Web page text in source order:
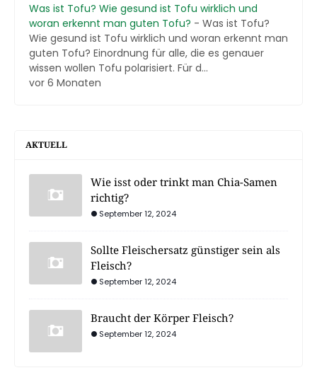
Was ist Tofu? Wie gesund ist Tofu wirklich und
woran erkennt man guten Tofu? - Was ist Tofu?
Wie gesund ist Tofu wirklich und woran erkennt man
guten Tofu? Einordnung für alle, die es genauer
wissen wollen Tofu polarisiert. Für d...
vor 6 Monaten
AKTUELL
Wie isst oder trinkt man Chia-Samen
richtig?
September 12, 2024
Sollte Fleischersatz günstiger sein als
Fleisch?
September 12, 2024
Braucht der Körper Fleisch?
September 12, 2024